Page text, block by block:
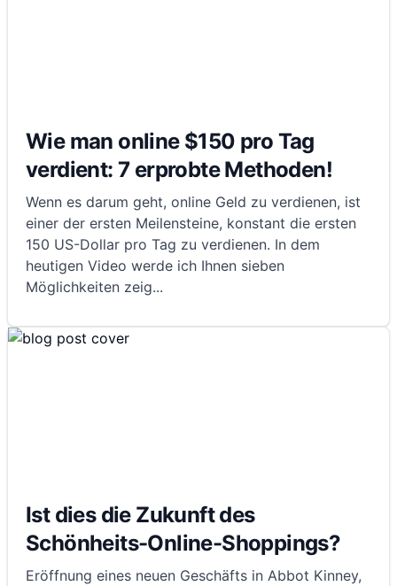
Wie man online $150 pro Tag
verdient: 7 erprobte Methoden!
Wenn es darum geht, online Geld zu verdienen, ist
einer der ersten Meilensteine, konstant die ersten
150 US-Dollar pro Tag zu verdienen. In dem
heutigen Video werde ich Ihnen sieben
Möglichkeiten zeig...
Ist dies die Zukunft des
Schönheits-Online-Shoppings?
Eröffnung eines neuen Geschäfts in Abbot Kinney,